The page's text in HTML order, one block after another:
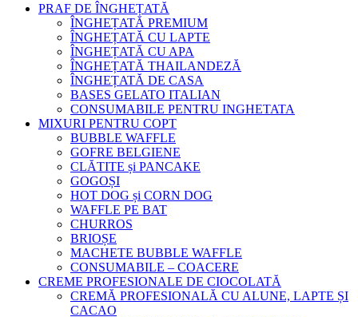
PRAF DE ÎNGHEȚATĂ
ÎNGHEȚATĂ PREMIUM
ÎNGHEȚATĂ CU LAPTE
ÎNGHEȚATĂ CU APA
ÎNGHEȚATĂ THAILANDEZĂ
ÎNGHEȚATĂ DE CASA
BASES GELATO ITALIAN
CONSUMABILE PENTRU INGHETATA
MIXURI PENTRU COPT
BUBBLE WAFFLE
GOFRE BELGIENE
CLĂTITE și PANCAKE
GOGOȘI
HOT DOG și CORN DOG
WAFFLE PE BAT
CHURROS
BRIOȘE
MACHETE BUBBLE WAFFLE
CONSUMABILE – COACERE
CREME PROFESIONALE DE CIOCOLATĂ
CREMĂ PROFESIONALĂ CU ALUNE, LAPTE ȘI
CACAO